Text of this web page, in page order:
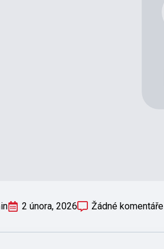
2 února, 2026 Žádné komentáře